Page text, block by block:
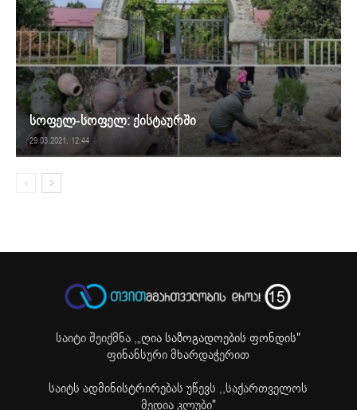
სოფელ-სოფელ: ქისტაურში
29.03.2021. 12:44
საიტი შეიქმნა ,„ღია საზოგადოების ფონდის"
ფინანსური მხარდაჭერით
საიტს ადმინისტრირებას უწევს ,,საქართველოს
მედია კლუბი"